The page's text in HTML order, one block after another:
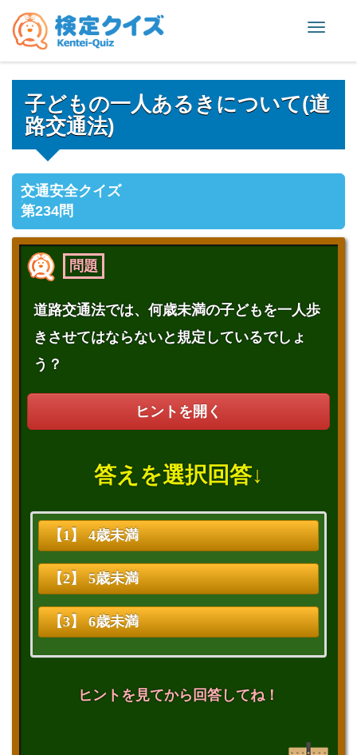
Toggle
子どもの一人あるきについて(道
路交通法)
交通安全クイズ
第234問
問題
道路交通法では、何歳未満の子どもを一人歩
きさせてはならないと規定しているでしょ
う？
ヒントを開く
答えを選択回答↓
【1】 4歳未満
【2】 5歳未満
【3】 6歳未満
ヒントを見てから回答してね！